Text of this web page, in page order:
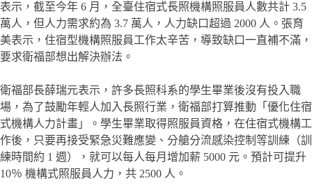
表示，截至今年 6 月，全臺住宿式長照機構照服員人數共計 3.5
萬人，但人力需求約為 3.7 萬人，人力缺口超過 2000 人。張育
美表示，住宿型機構照服員工作太辛苦，導致缺口一直補不滿，
要求衛福部想出解決辦法。
衛福部長薛瑞元表示，許多長照科系的學生畢業後沒有投入職
場，為了鼓勵年輕人加入長照行業，衛福部打算推動「優化住宿
式機構人力計畫」。學生畢業取得照服員資格，在住宿式機構工
作後，只要再接受緊急災難應變、分艙分流感染控制等訓練（訓
練時間約 1 週），就可以每人每月增加薪 5000 元。預計可提升
10％ 機構式照服員人力，共 2500 人。